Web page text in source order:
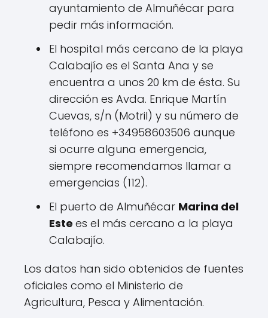
ayuntamiento de Almuñécar para
pedir más información.
El hospital más cercano de la playa
Calabajío es el Santa Ana y se
encuentra a unos 20 km de ésta. Su
dirección es Avda. Enrique Martín
Cuevas, s/n (Motril) y su número de
teléfono es +34958603506 aunque
si ocurre alguna emergencia,
siempre recomendamos llamar a
emergencias (112).
El puerto de Almuñécar Marina del
Este es el más cercano a la playa
Calabajío.
Los datos han sido obtenidos de fuentes
oficiales como el Ministerio de
Agricultura, Pesca y Alimentación.